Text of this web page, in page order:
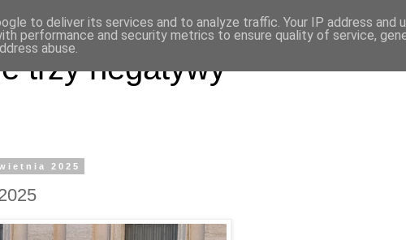
trzy negatywy
2025
to deliver its services and to analyze traffic. Your IP address and
performance and security metrics to ensure quality of service,
abuse.